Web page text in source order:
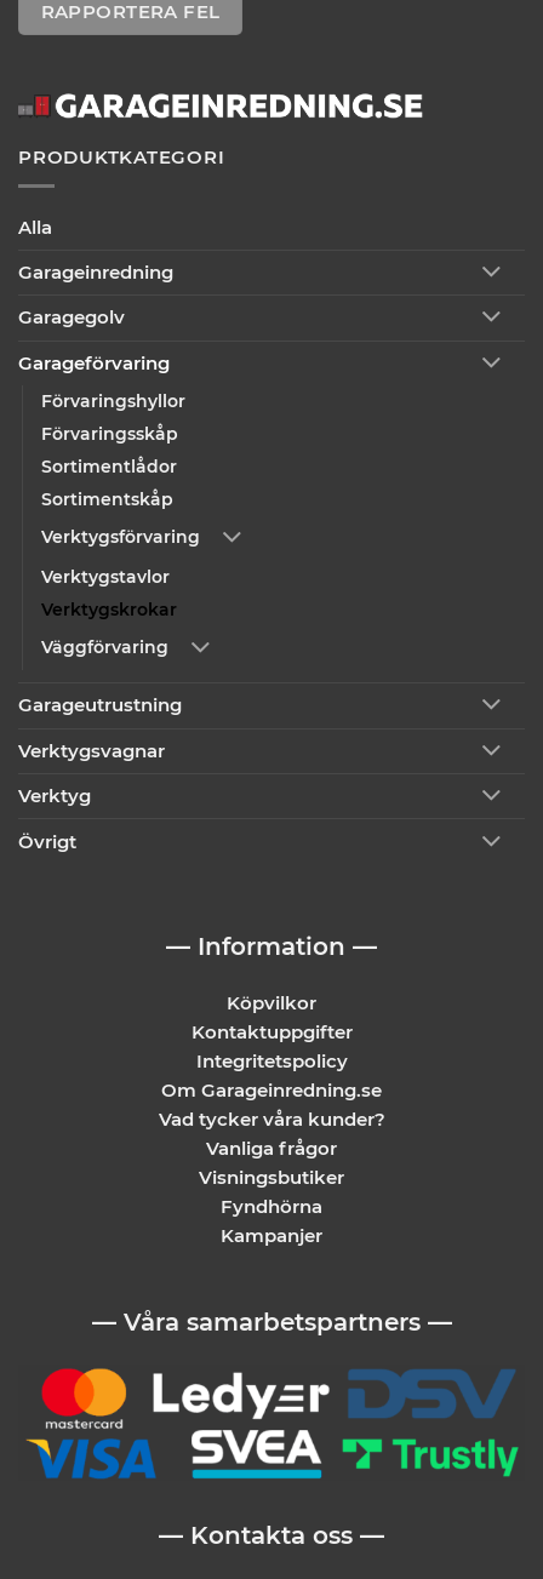
RAPPORTERA FEL
PRODUKTKATEGORI
Alla
Garageinredning
Garagegolv
Garageförvaring
Förvaringshyllor
Förvaringsskåp
Sortimentlådor
Sortimentskåp
Verktygsförvaring
Verktygstavlor
Verktygskrokar
Väggförvaring
Garageutrustning
Verktygsvagnar
Verktyg
Övrigt
— Information —
Köpvilkor
Kontaktuppgifter
Integritetspolicy
Om Garageinredning.se
Vad tycker våra kunder?
Vanliga frågor
Visningsbutiker
Fyndhörna
Kampanjer
— Våra samarbetspartners —
— Kontakta oss —